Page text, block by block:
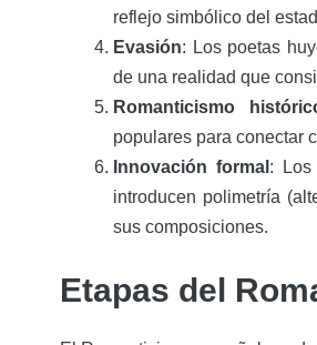
reflejo simbólico del
Evasión: Los poetas
de una realidad que
Romanticismo
populares para conectar
Innovación formal : Los
introducen polimetría
sus composiciones.
Etapas del